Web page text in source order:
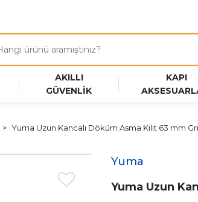
AKILLI
GÜVENLİK
KAPI
Yuma Uzun Kancalı Döküm Asma Kilit 63 mm Gri
Yuma
Yuma Uzun